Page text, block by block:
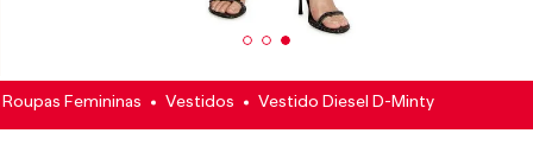
Roupas Femininas Vestidos Vestido Diesel D-Minty